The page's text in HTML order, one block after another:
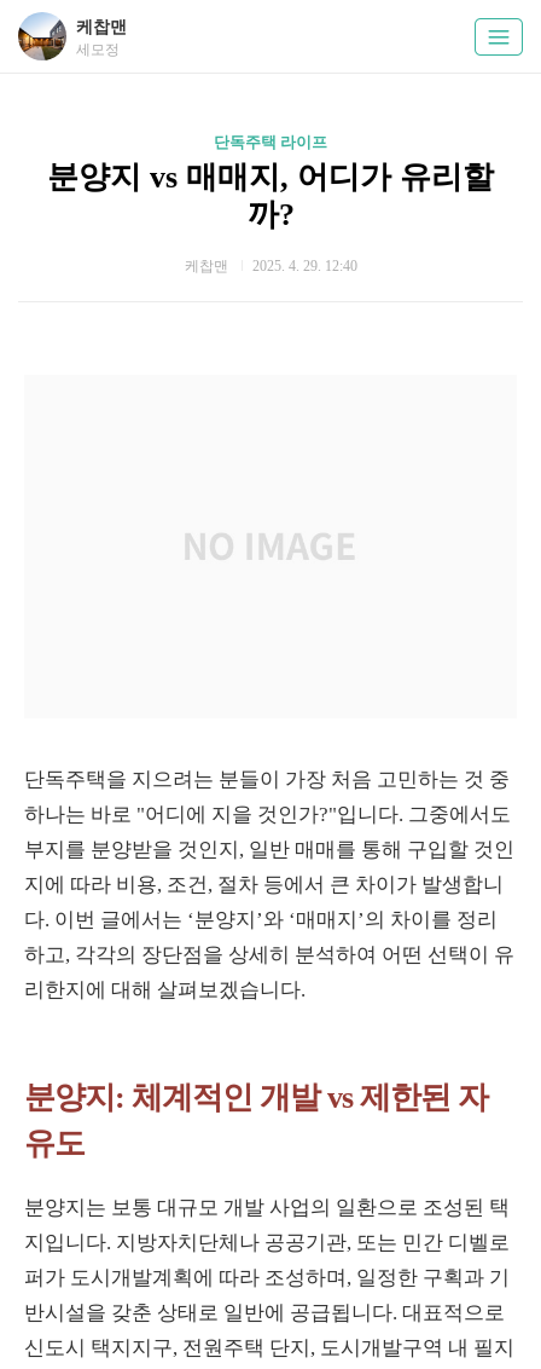
케찹맨
세모정
단독주택 라이프
분양지 vs 매매지, 어디가 유리할
까?
케찹맨 2025. 4. 29. 12:40
단독주택을 지으려는 분들이 가장 처음 고민하는 것 중
하나는 바로 "어디에 지을 것인가?"입니다. 그중에서도
부지를 분양받을 것인지, 일반 매매를 통해 구입할 것인
지에 따라 비용, 조건, 절차 등에서 큰 차이가 발생합니
다. 이번 글에서는 ‘분양지’와 ‘매매지’의 차이를 정리
하고, 각각의 장단점을 상세히 분석하여 어떤 선택이 유
리한지에 대해 살펴보겠습니다.
분양지: 체계적인 개발 vs 제한된 자
유도
분양지는 보통 대규모 개발 사업의 일환으로 조성된 택
지입니다. 지방자치단체나 공공기관, 또는 민간 디벨로
퍼가 도시개발계획에 따라 조성하며, 일정한 구획과 기
반시설을 갖춘 상태로 일반에 공급됩니다. 대표적으로
신도시 택지지구, 전원주택 단지, 도시개발구역 내 필지